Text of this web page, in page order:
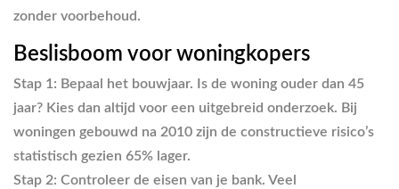
zonder voorbehoud.
Beslisboom voor woningkopers
Stap 1: Bepaal het bouwjaar. Is de woning ouder dan 45
jaar? Kies dan altijd voor een uitgebreid onderzoek. Bij
woningen gebouwd na 2010 zijn de constructieve risico’s
statistisch gezien 65% lager.
Stap 2: Controleer de eisen van je bank. Veel